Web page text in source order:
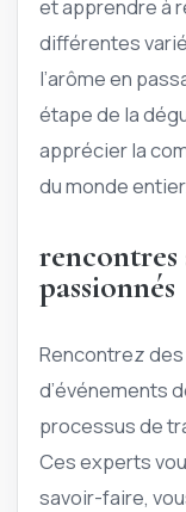
et apprendre à
différentes
l’arôme en
étape de la
apprécier la
du monde
rencontres
passionnés
Rencontrez
d’événements
processus de
Ces experts
savoir-faire,